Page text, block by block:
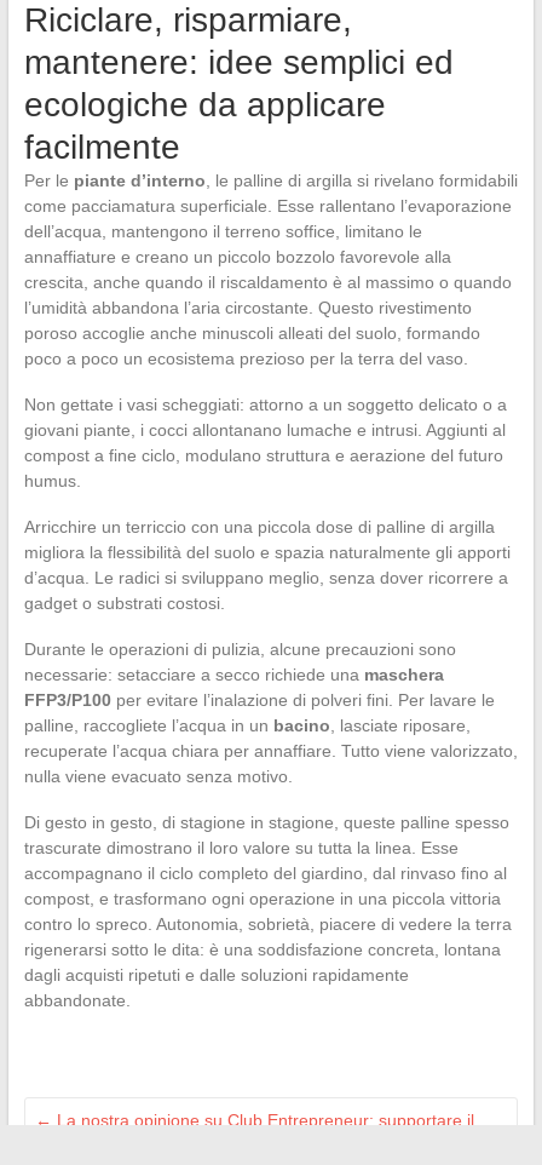
Riciclare, risparmiare,
mantenere: idee semplici ed
ecologiche da applicare
facilmente
Per le piante d’interno , le palline di argilla si rivelano formidabili
come pacciamatura superficiale. Esse rallentano l’evaporazione
dell’acqua, mantengono il terreno soffice, limitano le
annaffiature e creano un piccolo bozzolo favorevole alla
crescita, anche quando il riscaldamento è al massimo o quando
l’umidità abbandona l’aria circostante. Questo rivestimento
poroso accoglie anche minuscoli alleati del suolo, formando
poco a poco un ecosistema prezioso per la terra del vaso.
Non gettate i vasi scheggiati: attorno a un soggetto delicato o a
giovani piante, i cocci allontanano lumache e intrusi. Aggiunti al
compost a fine ciclo, modulano struttura e aerazione del futuro
humus.
Arricchire un terriccio con una piccola dose di palline di argilla
migliora la flessibilità del suolo e spazia naturalmente gli apporti
d’acqua. Le radici si sviluppano meglio, senza dover ricorrere a
gadget o substrati costosi.
Durante le operazioni di pulizia, alcune precauzioni sono
necessarie: setacciare a secco richiede una maschera
FFP3/P100per evitare l’inalazione di polveri fini. Per lavare le
palline, raccogliete l’acqua in un bacino , lasciate riposare,
recuperate l’acqua chiara per annaffiare. Tutto viene valorizzato,
nulla viene evacuato senza motivo.
Di gesto in gesto, di stagione in stagione, queste palline spesso
trascurate dimostrano il loro valore su tutta la linea. Esse
accompagnano il ciclo completo del giardino, dal rinvaso fino al
compost, e trasformano ogni operazione in una piccola vittoria
contro lo spreco. Autonomia, sobrietà, piacere di vedere la terra
rigenerarsi sotto le dita: è una soddisfazione concreta, lontana
dagli acquisti ripetuti e dalle soluzioni rapidamente
abbandonate.
← La nostra opinione su Club Entrepreneur: supportare il